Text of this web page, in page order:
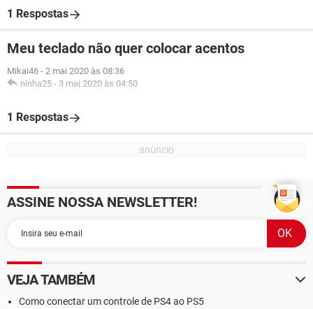
1 Respostas
Meu teclado não quer colocar acentos
Mikai46 - 2 mai 2020 às 08:36
ninha25 - 3 mai 2020 às 04:50
1 Respostas
ASSINE NOSSA NEWSLETTER!
VEJA TAMBÉM
Como conectar um controle de PS4 ao PS5